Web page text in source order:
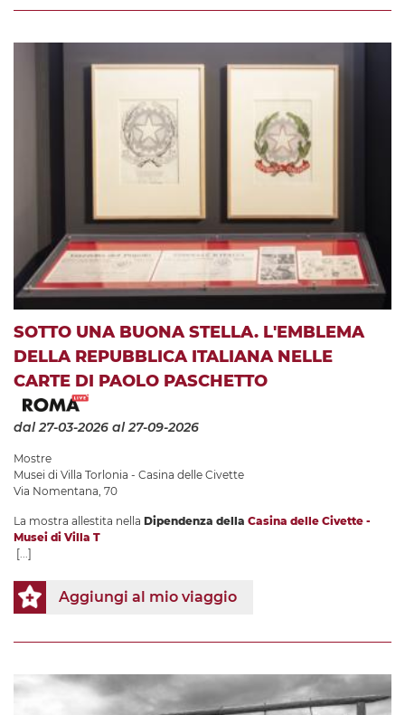
SOTTO UNA BUONA STELLA. L'EMBLEMA
DELLA REPUBBLICA ITALIANA NELLE
CARTE DI PAOLO PASCHETTO
dal 27-03-2026 al 27-09-2026
Mostre
Musei di Villa Torlonia - Casina delle Civette
Via Nomentana, 70
La mostra allestita nella Dipendenza della Casina delle Civette -
Musei di Villa T
[...]
Aggiungi al mio viaggio